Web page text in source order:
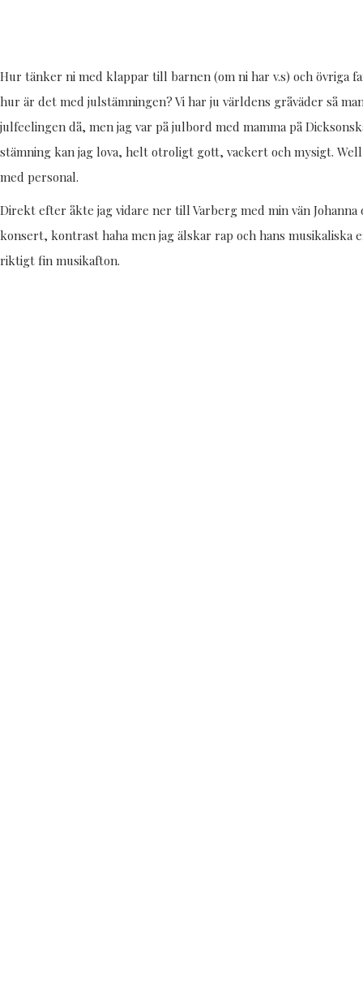
Hur tänker ni med klappar till barnen (om ni har v.s) och övriga
hur är det med julstämningen? Vi har ju världens gråväder så
julfeelingen då, men jag var på julbord med mamma på
stämning kan jag lova, helt otroligt gott, vackert och mysigt.
med personal.
Direkt efter åkte jag vidare ner till Varberg med min vän Johanna
konsert, kontrast haha men jag älskar rap och hans musikaliska
riktigt fin musikafton.